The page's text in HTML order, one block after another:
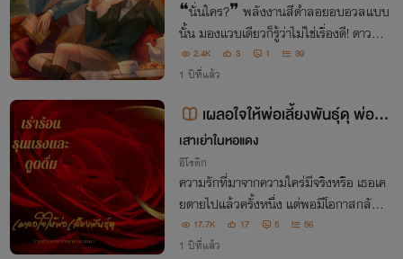
❝นั่นใคร?❞ พลังงานสีดำลอยอบอวลแบบ
นั้น มองแวบเดียวก็รู้ว่าไม่ใช่เรื่องดี! ดาวหา
ยนะแบบนี้ห้ามเข้าใกล้โดยเด็ดขาด หลีกได้ก็
ต้องหลีก หลบได้ก็ต้องหลบ... ❝อ๋อ...นั่น
รูมเมตลูกพี่ไง❞ ❝...❞
2.4K 3 1 39
1 ปีที่แล้ว
เผลอใจให้พ่อเลี้ยงพันธุ์ดุ พ่อเลี้
ยงฤทธิ์+น้องกั้ง (NC++🔥🔥) มีe
book
เสาเย่าในหอแดง
อีโรติก
ความรักที่มาจากความใคร่มีจริงหรือ เธอเค
ยตายไปแล้วครั้งหนึ่ง แต่พอมีโอกาสกลับม
าอีกครั้ง ความจริงกลับทำให้เธอเสียใจยิ่งก
ว่าตอนที่เธอตายเสียอีก
17.7K 17 5 56
1 ปีที่แล้ว